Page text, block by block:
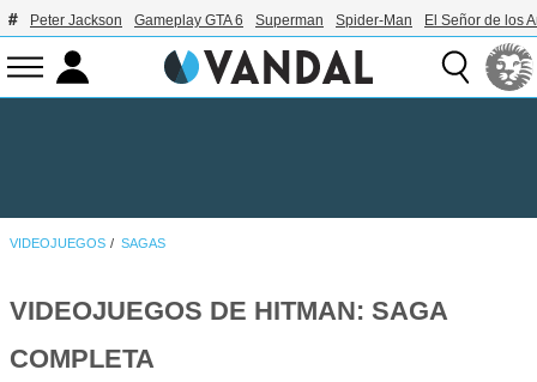
Peter Jackson Gameplay GTA 6 Superman Spider-Man El Señor de los
VIDEOJUEGOS SAGAS
VIDEOJUEGOS DE HITMAN: SAGA
COMPLETA